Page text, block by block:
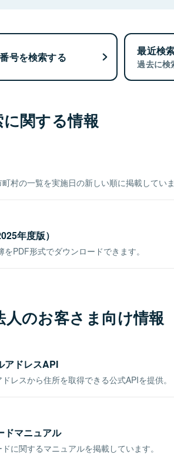
号を検索する 最近検
過去に検
関する情報
村の一覧を実施日の新しい順に掲載していま
年度版）
PDF形式でダウンロードできます。
人のお客さま向け情報
アドレスAPI
レスから住所を取得できる公式APIを提供。
ドマニュアル
に関するマニュアルを掲載しています。